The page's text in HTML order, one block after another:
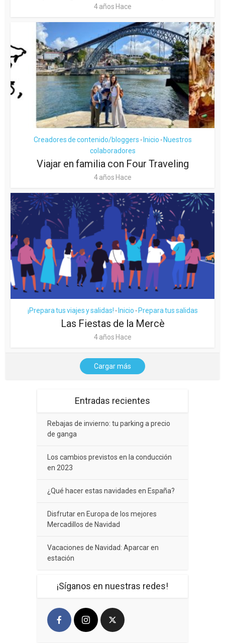
4 años Hace
Creadores de contenido/bloggers • Inicio • Nuestros
colaboradores
Viajar en familia con Four Traveling
4 años Hace
¡Prepara tus viajes y salidas! • Inicio • Prepara tus salidas
Las Fiestas de la Mercè
4 años Hace
Cargar más
Entradas recientes
Rebajas de invierno: tu parking a precio
de ganga
Los cambios previstos en la conducción
en 2023
¿Qué hacer estas navidades en España?
Disfrutar en Europa de los mejores
Mercadillos de Navidad
Vacaciones de Navidad: Aparcar en
estación
¡Síganos en nuestras redes!